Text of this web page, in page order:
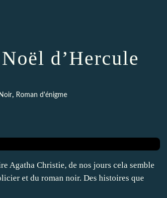
d’Hercule
, Roman d'énigme
Agatha Christie, de nos jours cela semble
et du roman noir. Des histoires que